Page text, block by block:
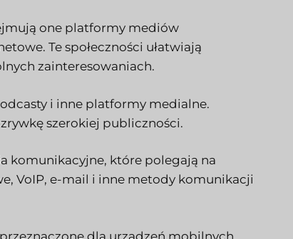
one platformy mediów
Te społeczności ułatwiają
zainteresowaniach.
i inne platformy medialne.
szerokiej publiczności.
komunikacyjne, które polegają na
VoIP, e-mail i inne metody komunikacji
dla urządzeń mobilnych.